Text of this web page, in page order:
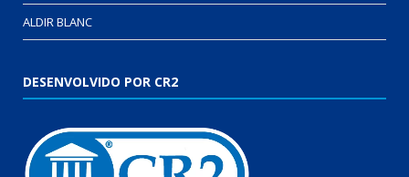
ALDIR BLANC
DESENVOLVIDO POR CR2